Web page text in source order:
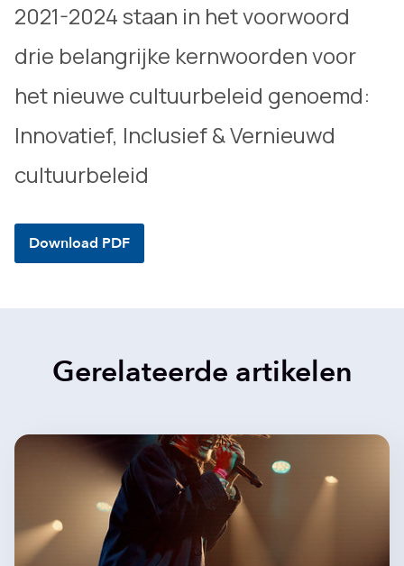
2021-2024 staan in het voorwoord
drie belangrijke kernwoorden voor
het nieuwe cultuurbeleid genoemd:
Innovatief, Inclusief & Vernieuwd
cultuurbeleid
Download PDF
Gerelateerde artikelen